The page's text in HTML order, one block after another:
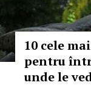
10 cele
pentru
unde le